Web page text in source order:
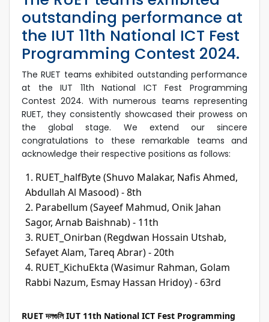
outstanding performance at
the IUT 11th National ICT Fest
Programming Contest 2024.
The RUET teams exhibited outstanding performance
at the IUT 11th National ICT Fest Programming
Contest 2024. With numerous teams representing
RUET, they consistently showcased their prowess on
the global stage. We extend our sincere
congratulations to these remarkable teams and
acknowledge their respective positions as follows:
RUET_halfByte (Shuvo Malakar, Nafis Ahmed,
Abdullah Al Masood) - 8th
Parabellum (Sayeef Mahmud, Onik Jahan
Sagor, Arnab Baishnab) - 11th
RUET_Onirban (Regdwan Hossain Utshab,
Sefayet Alam, Tareq Abrar) - 20th
RUET_KichuEkta (Wasimur Rahman, Golam
Rabbi Nazum, Esmay Hassan Hridoy) - 63rd
RUET দলগুলি IUT 11th National ICT Fest Programming